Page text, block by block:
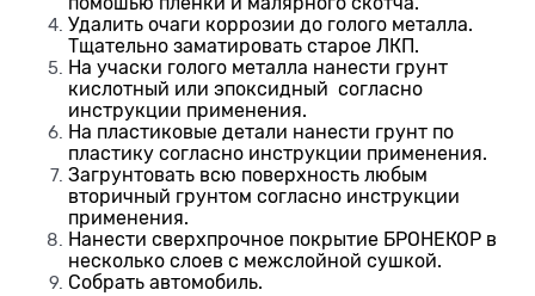
Удалить очаги коррозии до голого металла.
Тщательно заматировать старое ЛКП.
На учаски голого металла нанести грунт
кислотный или эпоксидный согласно
инструкции применения.
На пластиковые детали нанести грунт по
пластику согласно инструкции применения.
Загрунтовать всю поверхность любым
вторичный грунтом согласно инструкции
применения.
Нанести сверхпрочное покрытие БРОНЕКОР в
несколько слоев с межслойной сушкой.
Собрать автомобиль.